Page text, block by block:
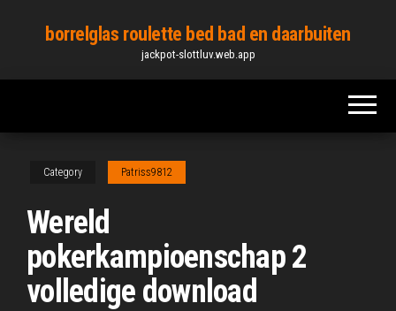
content
borrelglas roulette bed bad en daarbuiten
jackpot-slottluv.web.app
Category Patriss9812
Wereld
pokerkampioenschap 2
volledige download